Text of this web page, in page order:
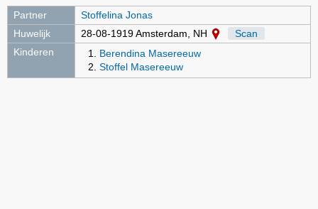
Partner
Stoffelina Jonas
Huwelijk
28-08-1919 Amsterdam, NH
Scan
Kinderen
Berendina Masereeuw
Stoffel Masereeuw